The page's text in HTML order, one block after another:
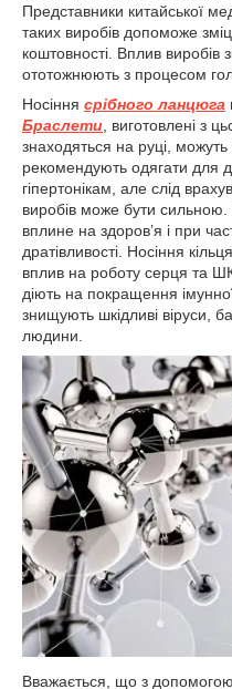
Представники китайської
таких виробів допоможе
коштовності. Вплив виробів
ототожнюють з процесом
Носіння срібного ланцюга
Браслети , виготовлені з
знаходяться на руці, можуть
рекомендують одягати для
гіпертонікам, але слід
виробів може бути
вплине на здоров’я і при
дратівливості. Носіння
вплив на роботу серця та
діють на покращення
знищують шкідливі віруси,
людини.
Вважається, що з